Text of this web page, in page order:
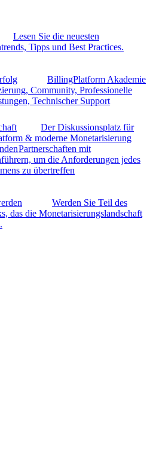
Lesen Sie die neuesten
Tipps und Best Practices.
BillingPlatform Akademie
Community, Professionelle
Technischer Support
Der Diskussionsplatz für
& moderne Monetarisierung
Partnerschaften mit
um die Anforderungen jedes
zu übertreffen
Werden Sie Teil des
das die Monetarisierungslandschaft